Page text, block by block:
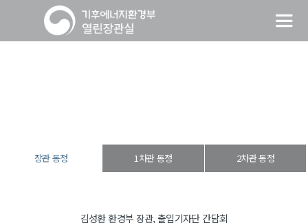
장관 동정 1차관 동정 2차관 동정
김성환 환경부 장관, 출입기자단 간담회